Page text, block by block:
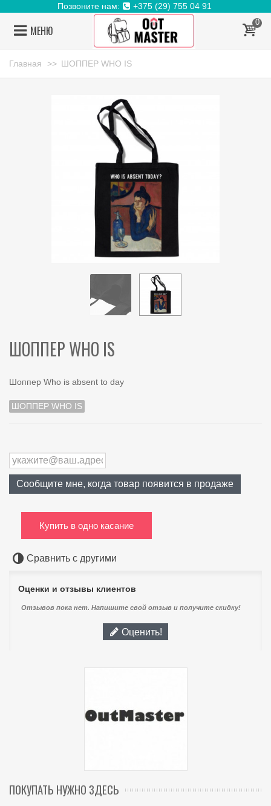
Позвоните нам: +375 (29) 755 04 91
МЕНЮ
0
Главная >> ШОППЕР WHO IS
ШОППЕР WHO IS
Шоппер Who is absent to day
ШОППЕР WHO IS
Сообщите мне, когда товар появится в продаже
Купить в одно касание
Сравнить с другими
Оценки и отзывы клиентов
Отзывов пока нет. Напишите свой отзыв и получите скидку!
Оценить!
ПОКУПАТЬ НУЖНО ЗДЕСЬ